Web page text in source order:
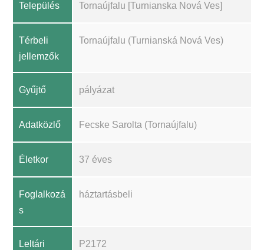
Település Tornaújfalu [Turnianska Nová Ves]
Térbeli
jellemzők
Tornaújfalu (Turnianská Nová Ves)
Gyűjtő pályázat
Adatközlő Fecske Sarolta (Tornaújfalu)
Életkor 37 éves
Foglalkozá
s
háztartásbeli
Leltári
P2172